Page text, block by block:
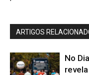
ARTIGOS
No